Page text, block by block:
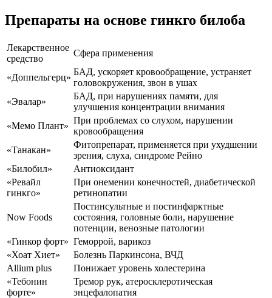
Препараты на основе гинкго билоба
Лекарственное
средство
Сфера применения
«Доппельгерц»
БАД, ускоряет кровообращение, устраняет
головокружения, звон в ушах
«Эвалар»
БАД, при нарушениях памяти, для
улучшения концентрации внимания
«Мемо Плант»
При проблемах со слухом, нарушении
кровообращения
«Танакан»
Фитопрепарат, применяется при ухудшении
зрения, слуха, синдроме Рейно
«Билобил»
Антиоксидант
«Ревайл
гинкго»
При онемении конечностей, диабетической
ретинопатии
Now Foods
Постинсультные и постинфарктные
состояния, головные боли, нарушение
потенции, венозные патологии
«Гинкор форт» Геморрой, варикоз
«Хоат Хиет»
Болезнь Паркинсона, ВЧД
Allium plus
Понижает уровень холестерина
«Тебонин
форте»
Тремор рук, атеросклеротическая
энцефалопатия